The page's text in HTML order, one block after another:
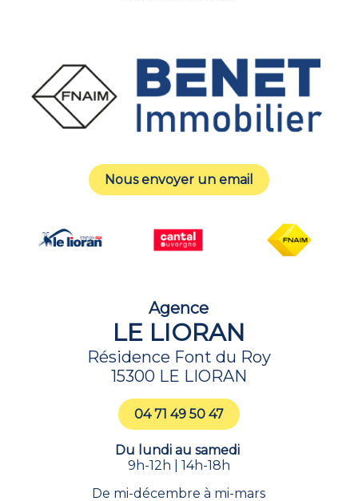
Nous envoyer un email
Agence
LE LIORAN
Résidence Font du Roy
15300 LE LIORAN
04 71 49 50 47
Du lundi au samedi
9h-12h | 14h-18h
De mi-décembre à mi-mars